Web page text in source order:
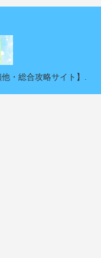
・総合攻略サイト】.